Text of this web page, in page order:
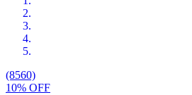
(8560)
10% OFF